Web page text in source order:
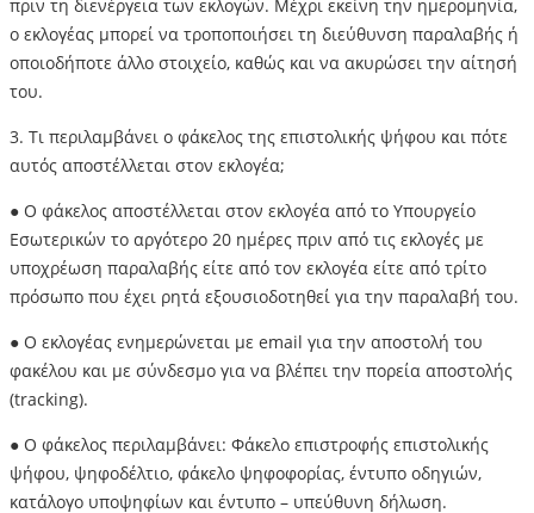
πριν τη διενέργεια των εκλογών. Μέχρι εκείνη την ημερομηνία,
ο εκλογέας μπορεί να τροποποιήσει τη διεύθυνση παραλαβής ή
οποιοδήποτε άλλο στοιχείο, καθώς και να ακυρώσει την αίτησή
του.
3. Τι περιλαμβάνει ο φάκελος της επιστολικής ψήφου και πότε
αυτός αποστέλλεται στον εκλογέα;
● Ο φάκελος αποστέλλεται στον εκλογέα από το Υπουργείο
Εσωτερικών το αργότερο 20 ημέρες πριν από τις εκλογές με
υποχρέωση παραλαβής είτε από τον εκλογέα είτε από τρίτο
πρόσωπο που έχει ρητά εξουσιοδοτηθεί για την παραλαβή του.
● Ο εκλογέας ενημερώνεται με email για την αποστολή του
φακέλου και με σύνδεσμο για να βλέπει την πορεία αποστολής
(tracking).
● Ο φάκελος περιλαμβάνει: Φάκελο επιστροφής επιστολικής
ψήφου, ψηφοδέλτιο, φάκελο ψηφοφορίας, έντυπο οδηγιών,
κατάλογο υποψηφίων και έντυπο – υπεύθυνη δήλωση.